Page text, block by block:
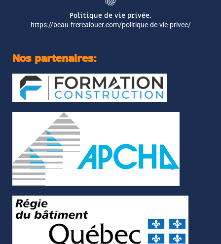
Politique de vie privée.
https://beau-frerealouer.com/politique-de-vie-privee/
Nos partenaires: